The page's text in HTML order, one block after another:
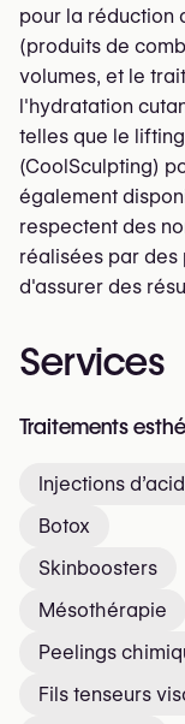
pour la réduction
(produits de
volumes, et le
l'hydratation
telles que le
(CoolSculpting)
également
respectent des
réalisées par des
d'assurer des
Services
Traitements
Injections
Botox
Skinboosters
Mésothérapie
Peelings
Fils tenseurs